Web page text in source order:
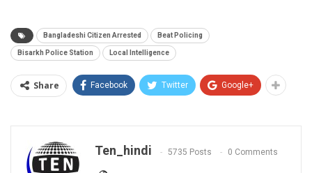
Bangladeshi Citizen Arrested Beat Policing
Bisarkh Police Station Local Intelligence
Share Facebook Twitter Google+
Ten_hindi 5735 Posts 0 Comments